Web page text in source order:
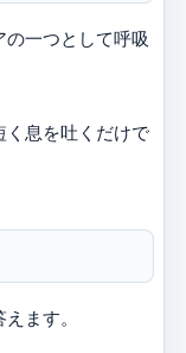
一つとして呼吸
く息を吐くだけで
ます。